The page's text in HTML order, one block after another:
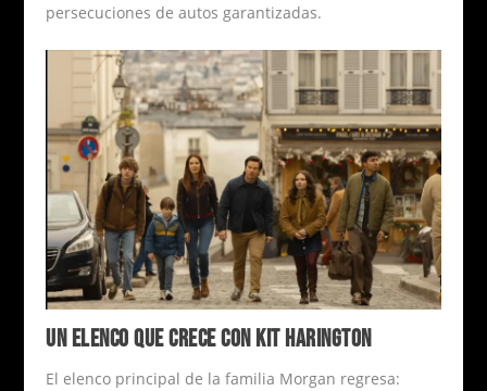
persecuciones de autos garantizadas.
UN ELENCO QUE CRECE CON KIT HARINGTON
El elenco principal de la familia Morgan regresa: